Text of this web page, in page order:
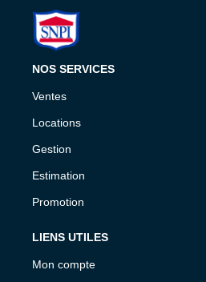
NOS SERVICES
Ventes
Locations
Gestion
Estimation
Promotion
LIENS UTILES
Mon compte